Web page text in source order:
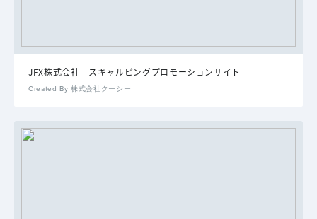
JFX株式会社 スキャルピングプロモーションサイト
Created By 株式会社クーシー